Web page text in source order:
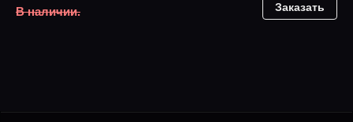
В наличии. Заказать